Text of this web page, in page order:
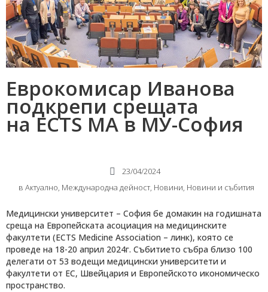
Еврокомисар Иванова
подкрепи срещата
на ECTS MA в МУ-София
23/04/2024
в Актуално, Международнa дейност, Новини, Новини и събития
Медицински университет – София бе домакин на годишната
среща на Европейската асоциация на медицинските
факултети (ECTS Medicine Association – линк), която се
проведе на 18-20 април 2024г. Събитието събра близо 100
делегати от 53 водещи медицински университети и
факултети от ЕС, Швейцария и Европейското икономическо
пространство.